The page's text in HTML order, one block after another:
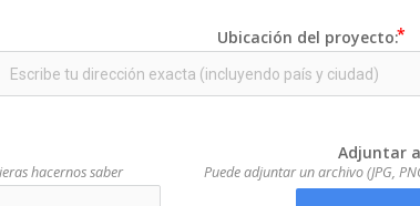
Ubicación del proyecto:
hacernos saber
Adjuntar
Puede adjuntar un archivo (JPG,